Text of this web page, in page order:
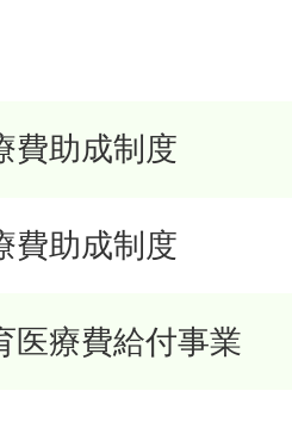
費助成制度
費助成制度
医療費給付事業